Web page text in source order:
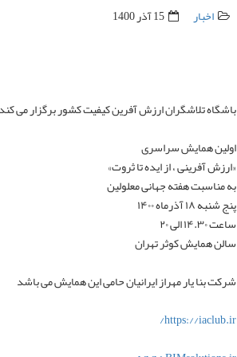
اخبار 15 آذر 1400
باشگاه تلاشگران ارزش آفرین کیفیت کشور برگزار می
اولین همایش سراسری
«ارزش آفرینی ، از ایده تا ثروت»
به مناسبت هفته جهانی معلولین
پنج شنبه ۱۸ آذرماه ۱۴۰۰
ساعت ۱۴.۳۰ الی ۲۰
سالن همایش کوثر تهران
شرکت بنا یار مهراز ایرانیان حامی این همایش می باشد
https://iaclub.ir/